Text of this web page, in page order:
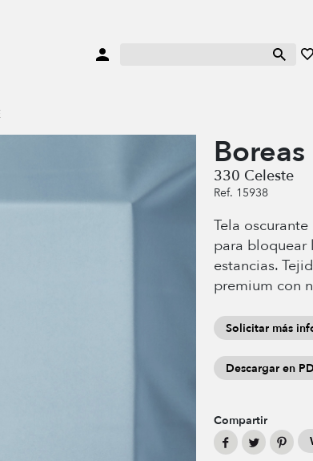
Boreas
330 Celeste
Ref. 15938
Tela
para bloquear
estancias.
premium con
Solicitar más
Descargar en
Compartir